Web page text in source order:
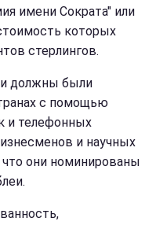
имени Сократа" или
которых
стерлингов.
должны были
с помощью
и телефонных
и научных
они номинированы